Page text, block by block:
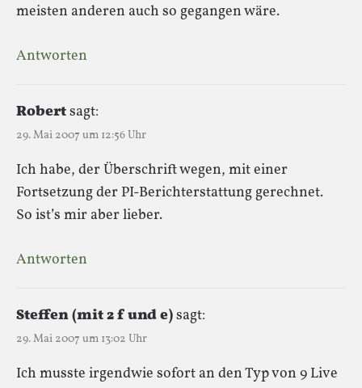
meisten anderen auch so gegangen wäre.
Antworten
Robertsagt:
29. Mai 2007 um 12:56 Uhr
Ich habe, der Überschrift wegen, mit einer
Fortsetzung der PI-Berichterstattung gerechnet.
So ist’s mir aber lieber.
Antworten
Steffen (mit 2 f und e)sagt:
29. Mai 2007 um 13:02 Uhr
Ich musste irgendwie sofort an den Typ von 9 Live